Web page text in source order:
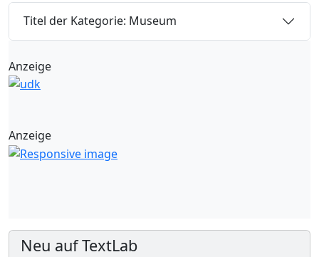
Titel der Kategorie: Museum
Anzeige
Anzeige
Neu auf TextLab